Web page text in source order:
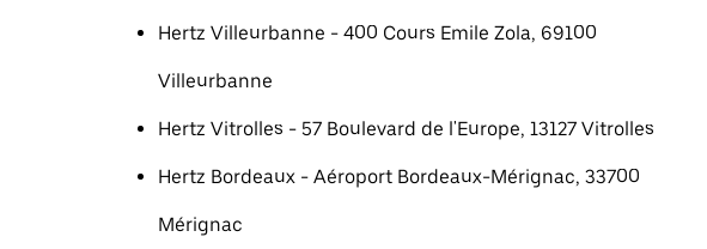
Hertz Villeurbanne - 400 Cours Emile Zola, 69100
Villeurbanne
Hertz Vitrolles - 57 Boulevard de l'Europe, 13127 Vitrolles
Hertz Bordeaux - Aéroport Bordeaux-Mérignac, 33700
Mérignac